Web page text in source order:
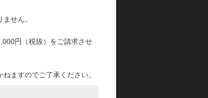
せん。
円（税抜）をご請求させ
ますのでご了承ください。